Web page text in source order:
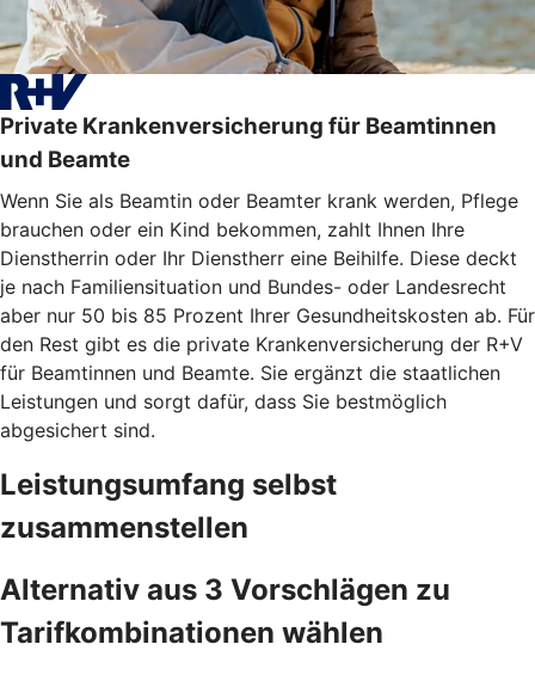
Private Krankenversicherung für Beamtinnen
und Beamte
Wenn Sie als Beamtin oder Beamter krank werden, Pflege
brauchen oder ein Kind bekommen, zahlt Ihnen Ihre
Dienstherrin oder Ihr Dienstherr eine Beihilfe. Diese deckt
je nach Familiensituation und Bundes- oder Landesrecht
aber nur 50 bis 85 Prozent Ihrer Gesundheitskosten ab. Für
den Rest gibt es die private Krankenversicherung der R+V
für Beamtinnen und Beamte. Sie ergänzt die staatlichen
Leistungen und sorgt dafür, dass Sie bestmöglich
abgesichert sind.
Leistungsumfang selbst
zusammenstellen
Alternativ aus 3 Vorschlägen zu
Tarifkombinationen wählen